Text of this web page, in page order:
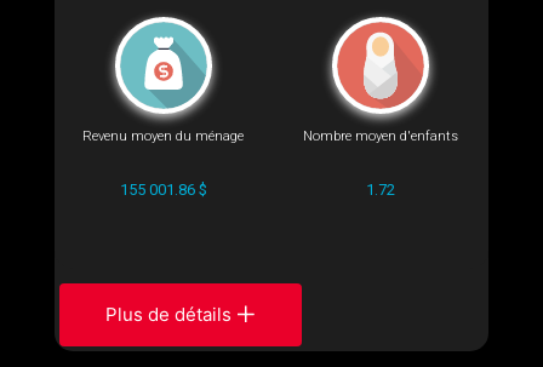
Revenu moyen du ménage
155 001.86 $
Nombre moyen d'enfants
1.72
Plus de détails